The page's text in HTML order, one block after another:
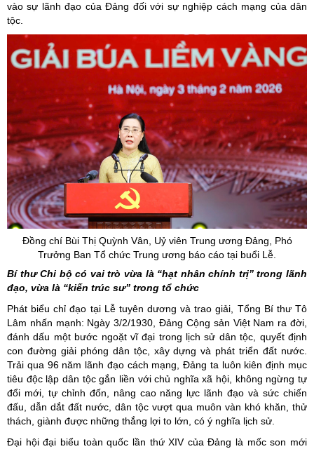
vào sự lãnh đạo của Đảng đối với sự nghiệp cách mạng của dân
tộc.
Đồng chí Bùi Thị Quỳnh Vân, Uỷ viên Trung ương Đảng, Phó
Trưởng Ban Tổ chức Trung ương báo cáo tại buổi Lễ.
Bí thư Chi bộ có vai trò vừa là “hạt nhân chính trị” trong lãnh
đạo, vừa là “kiến trúc sư” trong tổ chức
Phát biểu chỉ đạo tại Lễ tuyên dương và trao giải, Tổng Bí thư Tô
Lâm nhấn mạnh: Ngày 3/2/1930, Đảng Cộng sản Việt Nam ra đời,
đánh dấu một bước ngoặt vĩ đại trong lịch sử dân tộc, quyết định
con đường giải phóng dân tộc, xây dựng và phát triển đất nước.
Trải qua 96 năm lãnh đạo cách mạng, Đảng ta luôn kiên định mục
tiêu độc lập dân tộc gắn liền với chủ nghĩa xã hội, không ngừng tự
đổi mới, tự chỉnh đốn, nâng cao năng lực lãnh đạo và sức chiến
đấu, dẫn dắt đất nước, dân tộc vượt qua muôn vàn khó khăn, thử
thách, giành được những thắng lợi to lớn, có ý nghĩa lịch sử.
Đại hội đại biểu toàn quốc lần thứ XIV của Đảng là mốc son mới